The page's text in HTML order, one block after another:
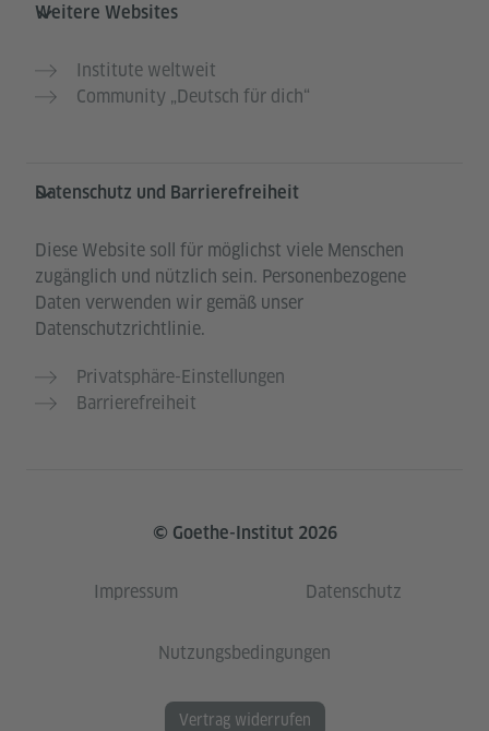
Weitere Websites
Institute weltweit
Community „Deutsch für dich“
Datenschutz und Barrierefreiheit
Diese Website soll für möglichst viele Menschen
zugänglich und nützlich sein. Personenbezogene
Daten verwenden wir gemäß unser
Datenschutzrichtlinie.
Privatsphäre-Einstellungen
Barrierefreiheit
© Goethe-Institut 2026
Impressum Datenschutz
Nutzungsbedingungen
Vertrag widerrufen